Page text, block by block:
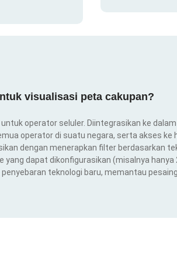
visualisasi peta cakupan?
operator seluler. Diintegrasikan ke
operator di suatu negara, serta akses ke
dengan menerapkan filter berdasarkan
yang dapat dikonfigurasikan (misalnya
teknologi baru, memantau